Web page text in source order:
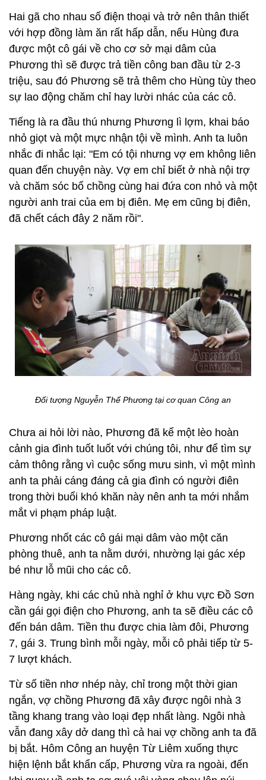
Hai gã cho nhau số điện thoại và trở nên thân thiết
với hợp đồng làm ăn rất hấp dẫn, nếu Hùng đưa
được một cô gái về cho cơ sở mại dâm của
Phương thì sẽ được trả tiền công ban đầu từ 2-3
triệu, sau đó Phương sẽ trả thêm cho Hùng tùy theo
sự lao động chăm chỉ hay lười nhác của các cô.
Tiếng là ra đầu thú nhưng Phương lì lợm, khai báo
nhỏ giọt và một mực nhận tội về mình. Anh ta luôn
nhắc đi nhắc lại: "Em có tội nhưng vợ em không liên
quan đến chuyện này. Vợ em chỉ biết ở nhà nội trợ
và chăm sóc bố chồng cùng hai đứa con nhỏ và một
người anh trai của em bị điên. Mẹ em cũng bị điên,
đã chết cách đây 2 năm rồi".
Đối tượng Nguyễn Thế Phương tại cơ quan Công an
Chưa ai hỏi lời nào, Phương đã kể một lèo hoàn
cảnh gia đình tuốt luốt với chúng tôi, như để tìm sự
cảm thông rằng vì cuộc sống mưu sinh, vì một mình
anh ta phải cáng đáng cả gia đình có người điên
trong thời buổi khó khăn này nên anh ta mới nhắm
mắt vi phạm pháp luật.
Phương nhốt các cô gái mại dâm vào một căn
phòng thuê, anh ta nằm dưới, nhường lại gác xép
bé như lỗ mũi cho các cô.
Hàng ngày, khi các chủ nhà nghỉ ở khu vực Đồ Sơn
cần gái gọi điện cho Phương, anh ta sẽ điều các cô
đến bán dâm. Tiền thu được chia làm đôi, Phương
7, gái 3. Trung bình mỗi ngày, mỗi cô phải tiếp từ 5-
7 lượt khách.
Từ số tiền nhơ nhép này, chỉ trong một thời gian
ngắn, vợ chồng Phương đã xây được ngôi nhà 3
tầng khang trang vào loại đẹp nhất làng. Ngôi nhà
vẫn đang xây dở dang thì cả hai vợ chồng anh ta đã
bị bắt. Hôm Công an huyện Từ Liêm xuống thực
hiện lệnh bắt khẩn cấp, Phương vừa ra ngoài, đến